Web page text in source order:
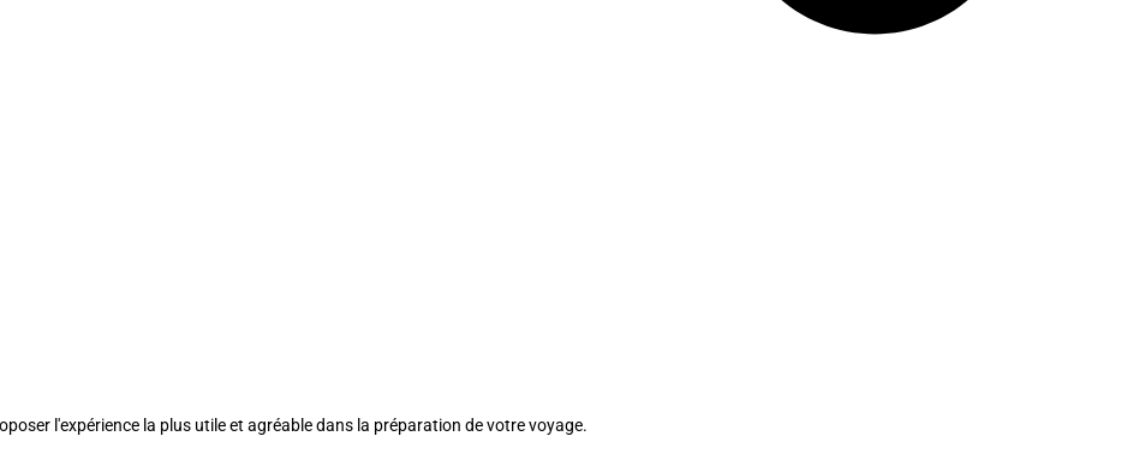
l'expérience la plus utile et agréable dans la préparation de votre voyage.